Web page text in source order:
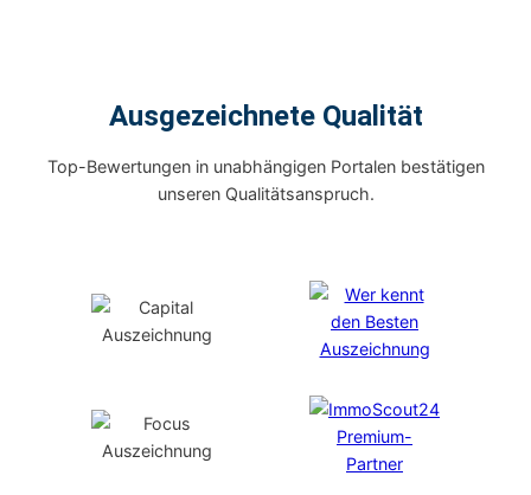
Ausgezeichnete Qualität
Top-Bewertungen in unabhängigen Portalen bestätigen
unseren Qualitätsanspruch.